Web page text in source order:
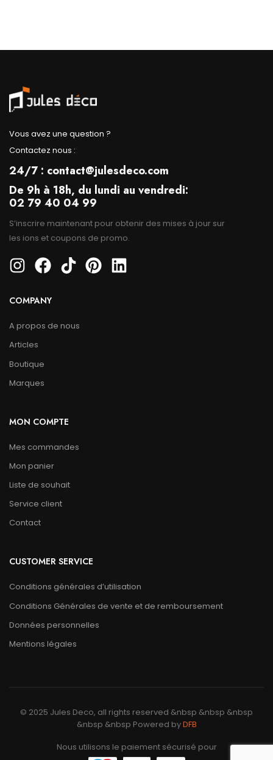
Vous avez une question ?
Contactez nous :
24/7 : contact@julesdeco.com
De 9h à 18h, du lundi au vendredi:
02 79 40 04 99
S’inscrire maintenant pour obtenir des mises à jour sur
les ions et coupons de promo.
COMPANY
A propos de nous
Articles
Boutique
Marques
MON COMPTE
Mes commandes
Mon panier
Liste de souhait
Service client
Contact
CUSTOMER SERVICE
Conditions générales d’utilisation
Conditions Générales de vente et de remboursement
Données personnelles
Mentions légales
© 2025 Jules Deco, all rights reserved &nbsp &nbsp &nbsp
&nbsp &nbsp Powered byDFB
Nous utilisons le paiement sécurisé pour